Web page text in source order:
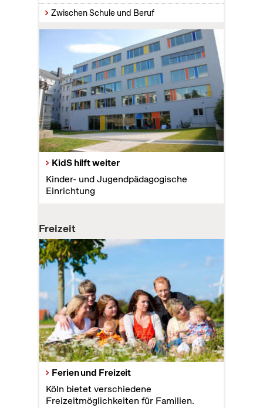
Zwischen Schule und Beruf
KidS hilft weiter
Kinder- und Jugendpädagogische
Einrichtung
Freizeit
Ferien und Freizeit
Köln bietet verschiedene
Freizeitmöglichkeiten für Familien.